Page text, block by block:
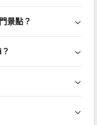
景點？